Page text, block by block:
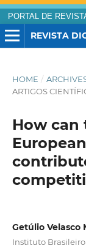
PORTAL DE
REVISTA
HOME /
ARTIGOS
How can
Getúlio Velasco
Instituto